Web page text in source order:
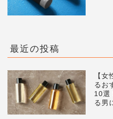
最近の投稿
【
るお
10選
る男